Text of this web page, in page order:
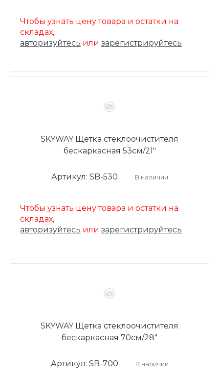
Чтобы узнать цену товара и остатки на
складах,
авторизуйтесь или зарегистрируйтесь
SKYWAY Щетка стеклоочистителя
бескаркасная 53см/21"
Артикул: SB-530 В наличии
Чтобы узнать цену товара и остатки на
складах,
авторизуйтесь или зарегистрируйтесь
SKYWAY Щетка стеклоочистителя
бескаркасная 70см/28"
Артикул: SB-700 В наличии